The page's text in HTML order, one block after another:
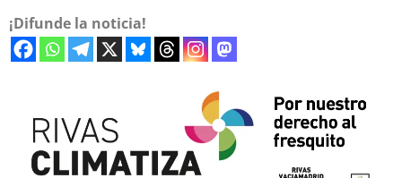
¡Difunde la noticia!